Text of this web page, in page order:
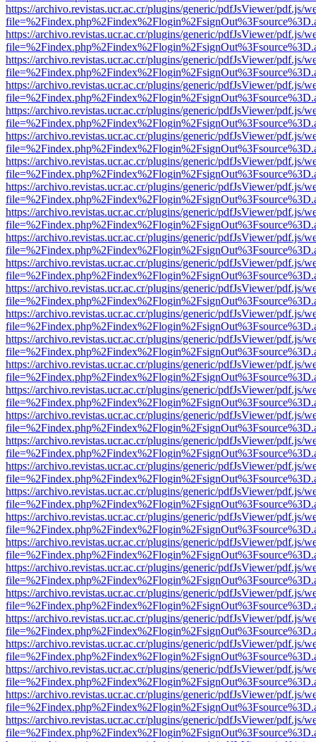
https://archivo.revistas.ucr.ac.cr/plugins/generic/pdfJsViewer/pdf.js/
https://archivo.revistas.ucr.ac.cr/plugins/generic/pdfJsViewer/pdf.js/
https://archivo.revistas.ucr.ac.cr/plugins/generic/pdfJsViewer/pdf.js/
https://archivo.revistas.ucr.ac.cr/plugins/generic/pdfJsViewer/pdf.js/
https://archivo.revistas.ucr.ac.cr/plugins/generic/pdfJsViewer/pdf.js/
https://archivo.revistas.ucr.ac.cr/plugins/generic/pdfJsViewer/pdf.js/
https://archivo.revistas.ucr.ac.cr/plugins/generic/pdfJsViewer/pdf.js/
https://archivo.revistas.ucr.ac.cr/plugins/generic/pdfJsViewer/pdf.js/
https://archivo.revistas.ucr.ac.cr/plugins/generic/pdfJsViewer/pdf.js/
https://archivo.revistas.ucr.ac.cr/plugins/generic/pdfJsViewer/pdf.js/
https://archivo.revistas.ucr.ac.cr/plugins/generic/pdfJsViewer/pdf.js/
https://archivo.revistas.ucr.ac.cr/plugins/generic/pdfJsViewer/pdf.js/
https://archivo.revistas.ucr.ac.cr/plugins/generic/pdfJsViewer/pdf.js/
https://archivo.revistas.ucr.ac.cr/plugins/generic/pdfJsViewer/pdf.js/
https://archivo.revistas.ucr.ac.cr/plugins/generic/pdfJsViewer/pdf.js/
https://archivo.revistas.ucr.ac.cr/plugins/generic/pdfJsViewer/pdf.js/
https://archivo.revistas.ucr.ac.cr/plugins/generic/pdfJsViewer/pdf.js/
https://archivo.revistas.ucr.ac.cr/plugins/generic/pdfJsViewer/pdf.js/
https://archivo.revistas.ucr.ac.cr/plugins/generic/pdfJsViewer/pdf.js/
https://archivo.revistas.ucr.ac.cr/plugins/generic/pdfJsViewer/pdf.js/
https://archivo.revistas.ucr.ac.cr/plugins/generic/pdfJsViewer/pdf.js/
https://archivo.revistas.ucr.ac.cr/plugins/generic/pdfJsViewer/pdf.js/
https://archivo.revistas.ucr.ac.cr/plugins/generic/pdfJsViewer/pdf.js/
https://archivo.revistas.ucr.ac.cr/plugins/generic/pdfJsViewer/pdf.js/
https://archivo.revistas.ucr.ac.cr/plugins/generic/pdfJsViewer/pdf.js/
https://archivo.revistas.ucr.ac.cr/plugins/generic/pdfJsViewer/pdf.js/
https://archivo.revistas.ucr.ac.cr/plugins/generic/pdfJsViewer/pdf.js/
https://archivo.revistas.ucr.ac.cr/plugins/generic/pdfJsViewer/pdf.js/
https://archivo.revistas.ucr.ac.cr/plugins/generic/pdfJsViewer/pdf.js/